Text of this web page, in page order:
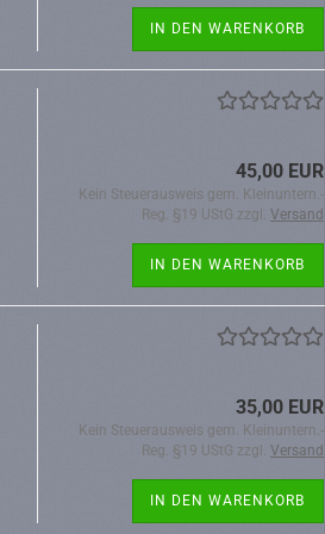
IN DEN WARENKORB
45,00 EUR
Kein Steuerausweis gem. Kleinuntern.-
Reg. §19 UStG zzgl. Versand
IN DEN WARENKORB
35,00 EUR
Kein Steuerausweis gem. Kleinuntern.-
Reg. §19 UStG zzgl. Versand
IN DEN WARENKORB